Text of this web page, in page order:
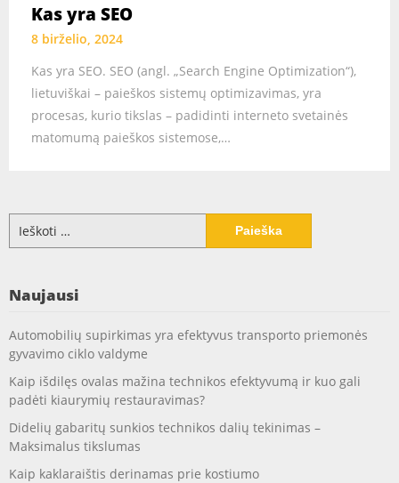
Kas yra SEO
8 birželio, 2024
Kas yra SEO. SEO (angl. „Search Engine Optimization“),
lietuviškai – paieškos sistemų optimizavimas, yra
procesas, kurio tikslas – padidinti interneto svetainės
matomumą paieškos sistemose,…
Naujausi
Automobilių supirkimas yra efektyvus transporto priemonės
gyvavimo ciklo valdyme
Kaip išdilęs ovalas mažina technikos efektyvumą ir kuo gali
padėti kiaurymių restauravimas?
Didelių gabaritų sunkios technikos dalių tekinimas –
Maksimalus tikslumas
Kaip kaklaraištis derinamas prie kostiumo